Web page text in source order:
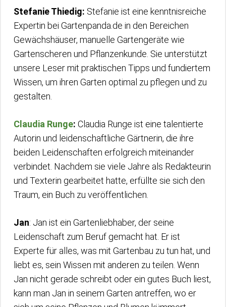
Stefanie Thiedig: Stefanie ist eine kenntnisreiche
Expertin bei Gartenpanda.de in den Bereichen
Gewächshäuser, manuelle Gartengeräte wie
Gartenscheren und Pflanzenkunde. Sie unterstützt
unsere Leser mit praktischen Tipps und fundiertem
Wissen, um ihren Garten optimal zu pflegen und zu
gestalten.
Claudia Runge: Claudia Runge ist eine talentierte
Autorin und leidenschaftliche Gärtnerin, die ihre
beiden Leidenschaften erfolgreich miteinander
verbindet. Nachdem sie viele Jahre als Redakteurin
und Texterin gearbeitet hatte, erfüllte sie sich den
Traum, ein Buch zu veröffentlichen.
Jan: Jan ist ein Gartenliebhaber, der seine
Leidenschaft zum Beruf gemacht hat. Er ist
Experte für alles, was mit Gartenbau zu tun hat, und
liebt es, sein Wissen mit anderen zu teilen. Wenn
Jan nicht gerade schreibt oder ein gutes Buch liest,
kann man Jan in seinem Garten antreffen, wo er